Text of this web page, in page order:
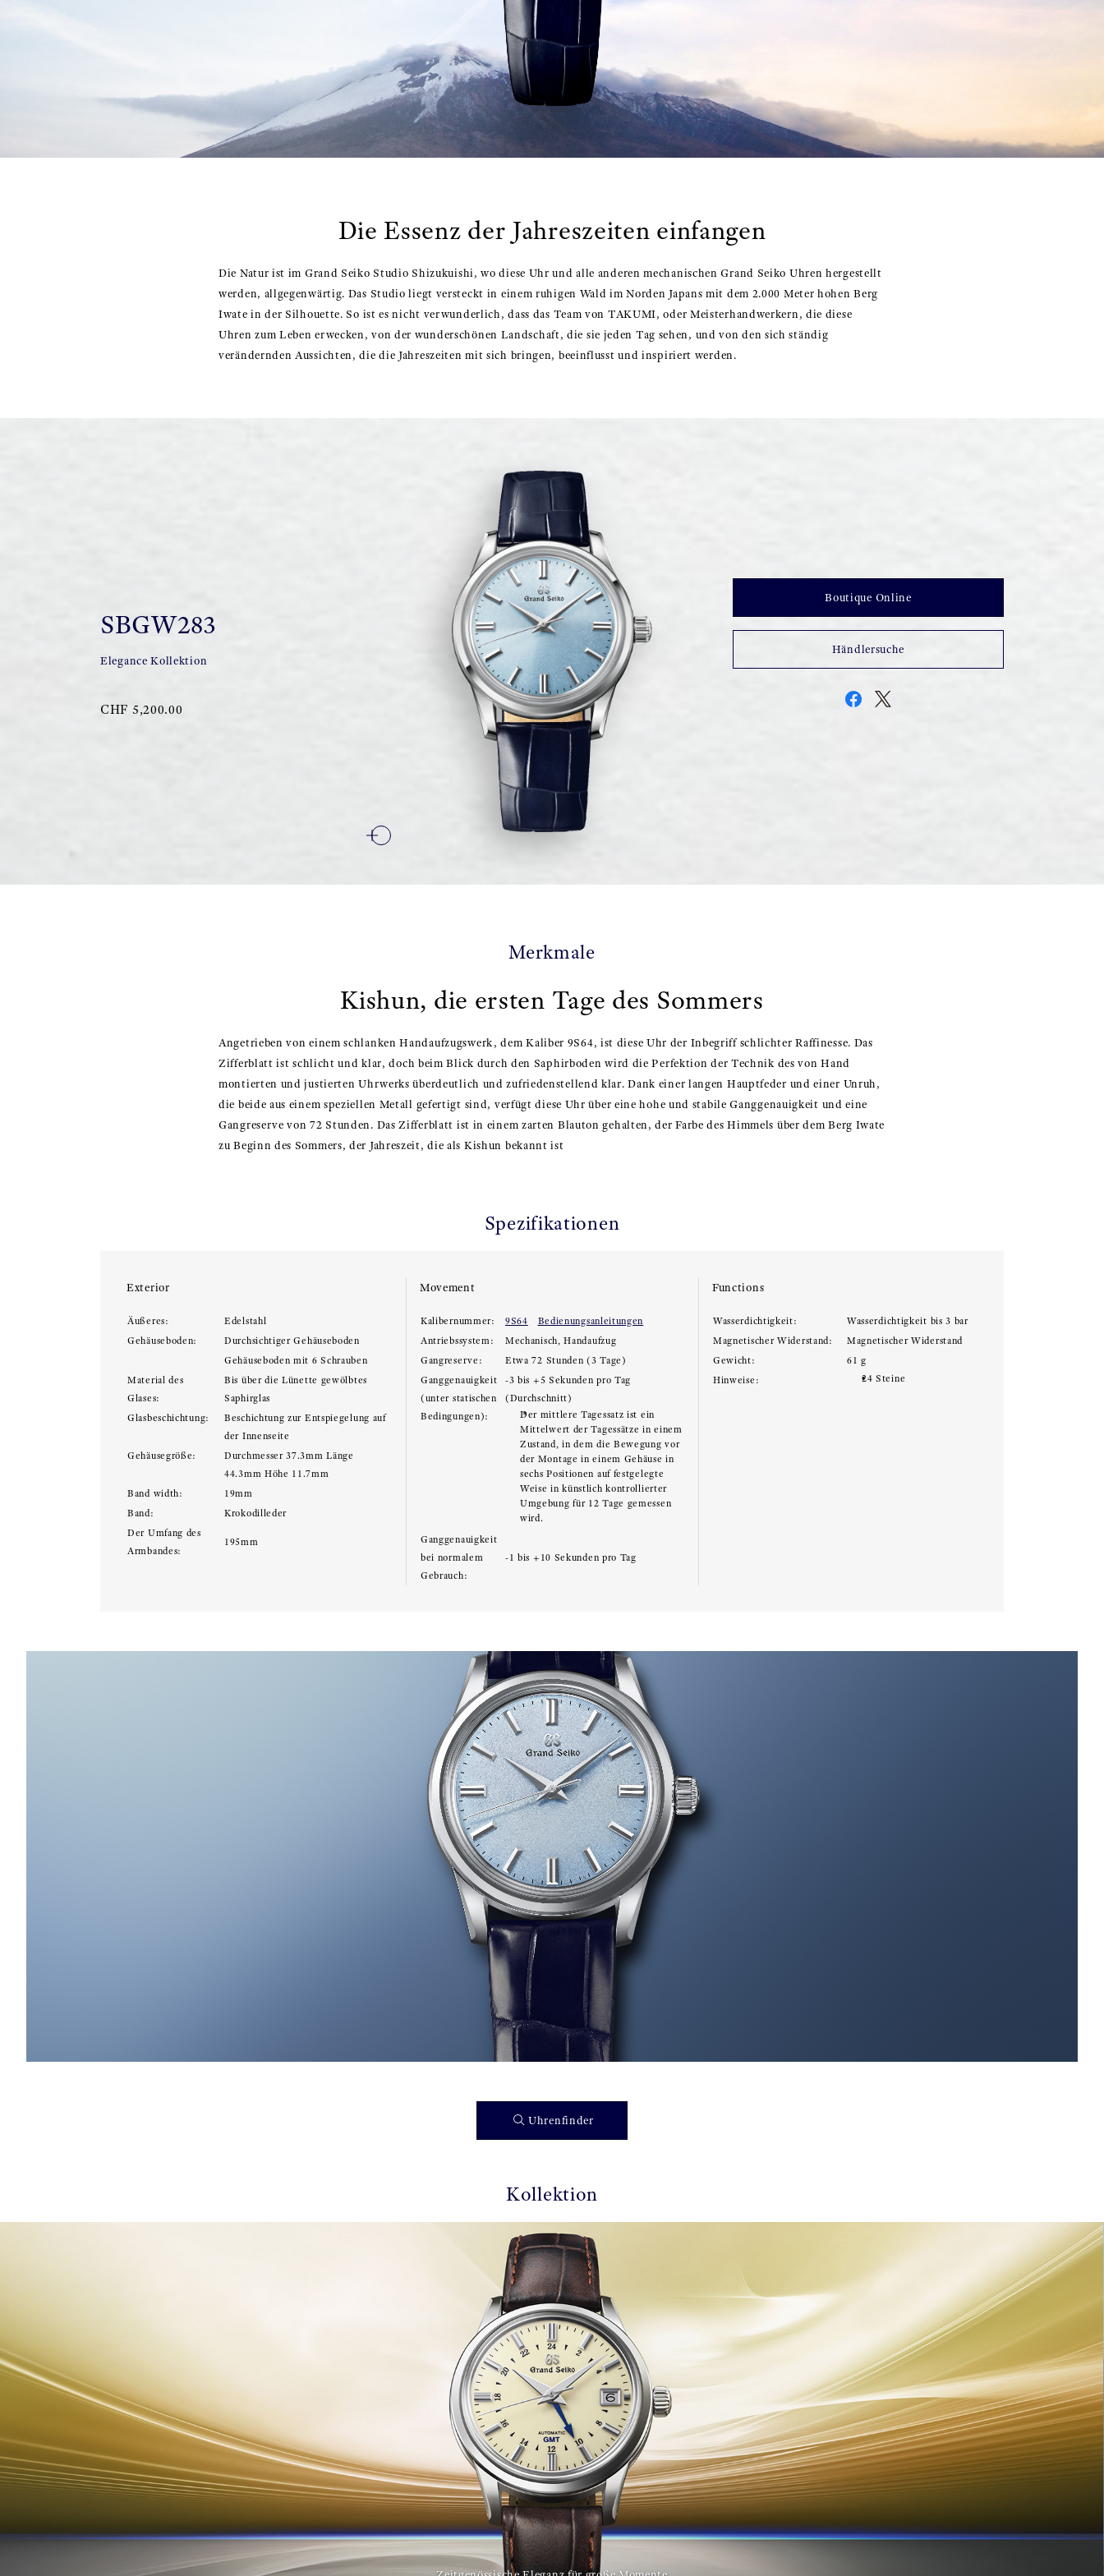
Die Essenz der Jahreszeiten einfangen
Die Natur ist im Grand Seiko Studio Shizukuishi, wo diese Uhr und alle anderen mechanischen Grand Seiko Uhren hergestellt
werden, allgegenwärtig. Das Studio liegt versteckt in einem ruhigen Wald im Norden Japans mit dem 2.000 Meter hohen Berg
Iwate in der Silhouette. So ist es nicht verwunderlich, dass das Team von TAKUMI, oder Meisterhandwerkern, die diese
Uhren zum Leben erwecken, von der wunderschönen Landschaft, die sie jeden Tag sehen, und von den sich ständig
verändernden Aussichten, die die Jahreszeiten mit sich bringen, beeinflusst und inspiriert werden.
SBGW283
Elegance Kollektion
CHF 5,200.00
Boutique Online
Händlersuche
Merkmale
Kishun, die ersten Tage des Sommers
Angetrieben von einem schlanken Handaufzugswerk, dem Kaliber 9S64, ist diese Uhr der Inbegriff schlichter Raffinesse. Das
Zifferblatt ist schlicht und klar, doch beim Blick durch den Saphirboden wird die Perfektion der Technik des von Hand
montierten und justierten Uhrwerks überdeutlich und zufriedenstellend klar. Dank einer langen Hauptfeder und einer Unruh,
die beide aus einem speziellen Metall gefertigt sind, verfügt diese Uhr über eine hohe und stabile Ganggenauigkeit und eine
Gangreserve von 72 Stunden. Das Zifferblatt ist in einem zarten Blauton gehalten, der Farbe des Himmels über dem Berg Iwate
zu Beginn des Sommers, der Jahreszeit, die als Kishun bekannt ist
Spezifikationen
Exterior
Äußeres:
Edelstahl
Gehäuseboden:
Durchsichtiger Gehäuseboden
Gehäuseboden mit 6 Schrauben
Material des
Glases:
Bis über die Lünette gewölbtes
Saphirglas
Glasbeschichtung:
Beschichtung zur Entspiegelung auf
der Innenseite
Gehäusegröße:
Durchmesser 37.3mm Länge
44.3mm Höhe 11.7mm
Band width:
19mm
Band:
Krokodilleder
Der Umfang des
Armbandes:
195mm
Movement
Kalibernummer: 9S64
Bedienungsanleitungen
Antriebssystem:
Mechanisch, Handaufzug
Gangreserve:
Etwa 72 Stunden (3 Tage)
Ganggenauigkeit
(unter statischen
Bedingungen):
-3 bis +5 Sekunden pro Tag
(Durchschnitt)
Der mittlere Tagessatz ist ein
Mittelwert der Tagessätze in einem
Zustand, in dem die Bewegung vor
der Montage in einem Gehäuse in
sechs Positionen auf festgelegte
Weise in künstlich kontrollierter
Umgebung für 12 Tage gemessen
wird.
Ganggenauigkeit
bei normalem
Gebrauch:
-1 bis +10 Sekunden pro Tag
Functions
Wasserdichtigkeit:
Wasserdichtigkeit bis 3 bar
Magnetischer Widerstand:
Magnetischer Widerstand
Gewicht:
61 g
Hinweise:
24 Steine
Uhrenfinder
Kollektion